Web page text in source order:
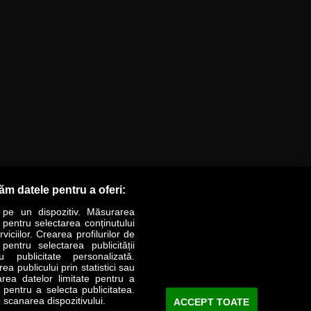
LIFESTYLE SPECIAL OPINII
Revista Business Magazin
datele pentru a oferi:
un dispozitiv. Măsurarea
selectarea conținutului
Crearea profilurilor de
selectarea publicității
publicitate personalizată.
publicului prin statistici sau
datelor limitate pentru a
a selecta publicitatea.
dispozitivului.
ACCEPT TOATE